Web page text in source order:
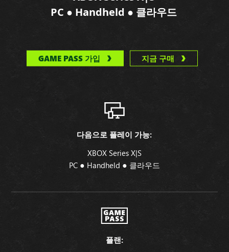
PC ● Handheld ● 클라우드
GAME PASS 가입 지금 구매
다음으로 플레이 가능:
XBOX Series X|S
PC ● Handheld ● 클라우드
플랜: